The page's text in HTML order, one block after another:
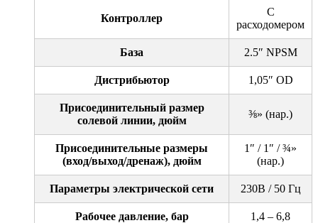
Контроллер
С
расходомером
База 2.5″ NPSM
Дистрибьютор 1,05″ OD
Присоединительный размер
солевой линии, дюйм
⅜» (нар.)
Присоединительные размеры
(вход/выход/дренаж), дюйм
1″ / 1″ / ¾»
(нар.)
Параметры электрической сети 230B / 50 Гц
Рабочее давление, бар 1,4 – 6,8